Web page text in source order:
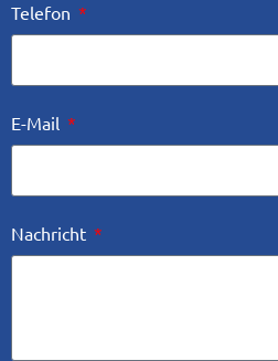
Telefon
E-Mail
Nachricht